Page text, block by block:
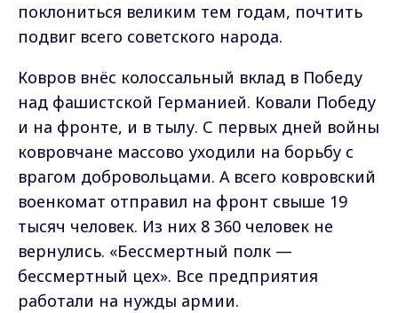
поклониться великим тем годам, почтить
подвиг всего советского народа.
Ковров внёс колоссальный вклад в Победу
над фашистской Германией. Ковали Победу
и на фронте, и в тылу. С первых дней войны
ковровчане массово уходили на борьбу с
врагом добровольцами. А всего ковровский
военкомат отправил на фронт свыше 19
тысяч человек. Из них 8 360 человек не
вернулись. «Бессмертный полк —
бессмертный цех». Все предприятия
работали на нужды армии.